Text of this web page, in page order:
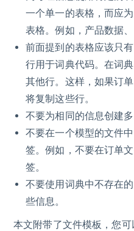
一个单一的表格，而应
表格。例如，产品数据
前面提到的表格应该只
行用于词典代码。在词
其他行。这样，如果订
将复制这些行。
不要为相同的信息创建多
不要在一个模型的文件
签。例如，不要在订单
签。
不要使用词典中不存在
些信息。
本文附带了文件模板，您